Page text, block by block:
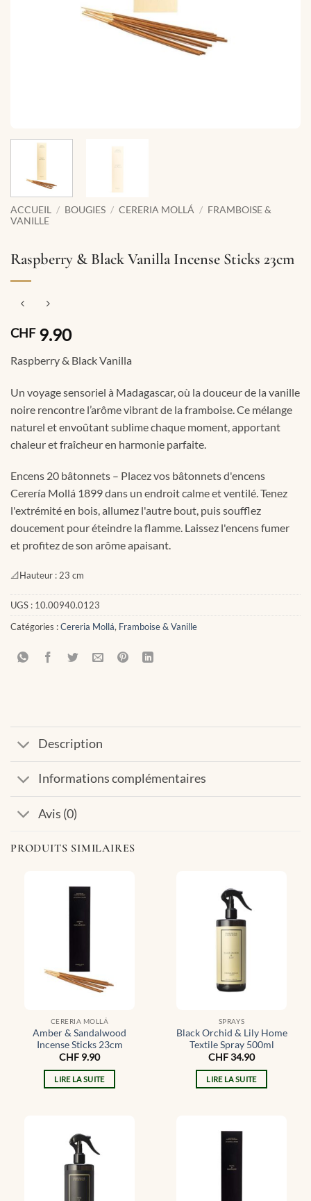
ACCUEIL / BOUGIES / CERERIA MOLLÁ / FRAMBOISE &
VANILLE
Raspberry & Black Vanilla Incense Sticks 23cm
CHF9.90
Raspberry & Black Vanilla
Un voyage sensoriel à Madagascar, où la douceur de la vanille
noire rencontre l’arôme vibrant de la framboise. Ce mélange
naturel et envoûtant sublime chaque moment, apportant
chaleur et fraîcheur en harmonie parfaite.
Encens 20 bâtonnets – Placez vos bâtonnets d'encens
Cerería Mollá 1899 dans un endroit calme et ventilé. Tenez
l'extrémité en bois, allumez l'autre bout, puis soufflez
doucement pour éteindre la flamme. Laissez l'encens fumer
et profitez de son arôme apaisant.
📐Hauteur :23 cm
UGS : 10.00940.0123
Catégories :Cereria Mollá, Framboise & Vanille
Description
Informations complémentaires
Avis (0)
PRODUITS SIMILAIRES
CERERIA MOLLÁ
Amber & Sandalwood
Incense Sticks 23cm
CHF 9.90
LIRE LA SUITE
SPRAYS
Black Orchid & Lily Home
Textile Spray 500ml
CHF34.90
LIRE LA SUITE